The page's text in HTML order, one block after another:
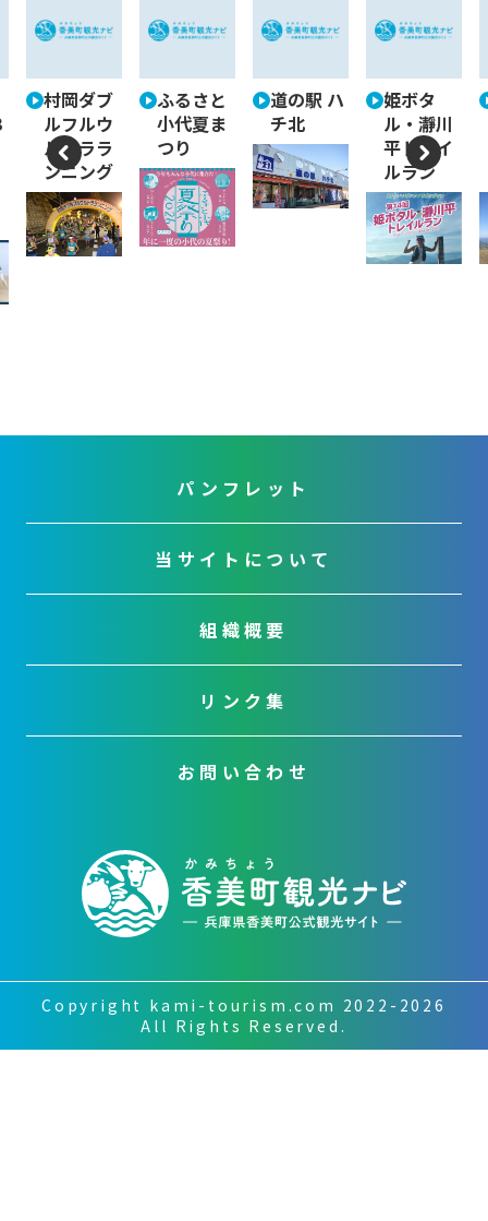
P
re
vi
N
e
xt
村岡ダブ
ルフルウ
ルトララ
ンニング
ふるさと
小代夏ま
つり
道の駅 ハ
チ北
姫ボタ
ル・瀞川
平トレイ
ルラン
パンフレット
当サイトについて
組織概要
リンク集
お問い合わせ
Copyright kami-tourism.com 2022-2026
All Rights Reserved.